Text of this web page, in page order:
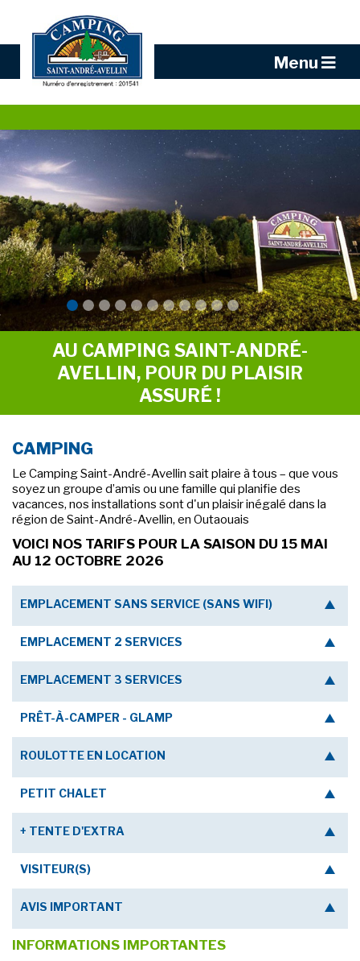
Menu
AU CAMPING SAINT-ANDRÉ-
AVELLIN, POUR DU PLAISIR
ASSURÉ !
CAMPING
Le Camping Saint-André-Avellin sait plaire à tous – que vous
soyez un groupe d’amis ou une famille qui planifie des
vacances, nos installations sont d'un plaisir inégalé dans la
région de Saint-André-Avellin, en Outaouais
VOICI NOS TARIFS POUR LA SAISON DU 15 MAI
AU 12 OCTOBRE 2026
EMPLACEMENT SANS SERVICE (SANS WIFI)
EMPLACEMENT 2 SERVICES
EMPLACEMENT 3 SERVICES
PRÊT-À-CAMPER - GLAMP
ROULOTTE EN LOCATION
PETIT CHALET
+ TENTE D'EXTRA
VISITEUR(S)
AVIS IMPORTANT
INFORMATIONS IMPORTANTES